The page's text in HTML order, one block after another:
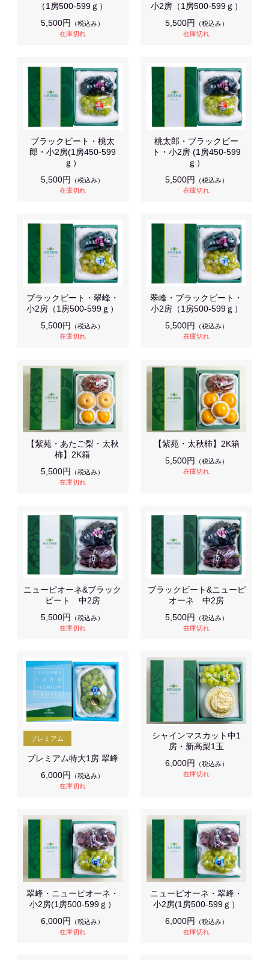
（1房500-599ｇ）
5,500円
（税込み）
在庫切れ
小2房（1房500-599ｇ）
5,500円
（税込み）
在庫切れ
ブラックビート・桃太
郎・小2房(1房450-599
ｇ）
5,500円
（税込み）
在庫切れ
桃太郎・ブラックビー
ト・小2房 (1房450-599
ｇ）
5,500円
（税込み）
在庫切れ
ブラックビート・翠峰・
小2房（1房500-599ｇ）
5,500円
（税込み）
在庫切れ
翠峰・ブラックビート・
小2房（1房500-599ｇ）
5,500円
（税込み）
在庫切れ
【紫苑・あたご梨・太秋
柿】2K箱
5,500円
（税込み）
在庫切れ
【紫苑・太秋柿】2K箱
5,500円
（税込み）
在庫切れ
ニューピオーネ&ブラック
ビート 中2房
5,500円
（税込み）
在庫切れ
ブラックビート&ニューピ
オーネ 中2房
5,500円
（税込み）
在庫切れ
プレミアム特大1房 翠峰
6,000円
（税込み）
在庫切れ
シャインマスカット中1
房・新高梨1玉
6,000円
（税込み）
在庫切れ
翠峰・ニューピオーネ・
小2房(1房500-599ｇ）
6,000円
（税込み）
在庫切れ
ニューピオーネ・翠峰・
小2房(1房500-599ｇ）
6,000円
（税込み）
在庫切れ